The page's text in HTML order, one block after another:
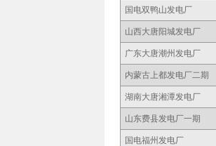
国电双鸭山发电厂
山西大唐阳城发电厂
广东大唐潮州发电厂
内蒙古上都发电厂二期
湖南大唐湘潭发电厂
山东费县发电厂一期
国电福州发电厂